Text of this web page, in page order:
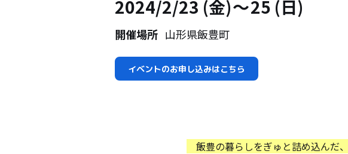
2024/2/23 (金) 25 (日)
開催場所 山形県飯豊町
イベントのお申し込みはこちら
飯豊の暮らしをぎゅと詰め込んだ